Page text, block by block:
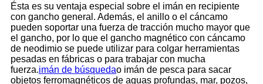
Ésta es su ventaja especial sobre el imán en recipiente
con gancho general. Además, el anillo o el cáncamo
pueden soportar una fuerza de tracción mucho mayor que
el gancho, por lo que el gancho magnético con cáncamo
de neodimio se puede utilizar para colgar herramientas
pesadas en fábricas o para trabajar con mucha
fuerza.imán de búsquedao imán de pesca para sacar
objetos ferromagnéticos de aguas profundas, mar, pozos,